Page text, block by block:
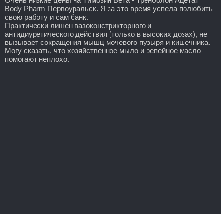
Body Pharm Первоуральск. Я за это время успела полюбить
свою работу и сам банк.
Практически лишен вазоконстрикторного и
антидиуретического действия (только в высоких дозах), не
вызывает сокращения мышц мочевого пузыря и кишечника.
Могу сказать, что хозяйственное мыло и репейное масло
помогают неплохо.